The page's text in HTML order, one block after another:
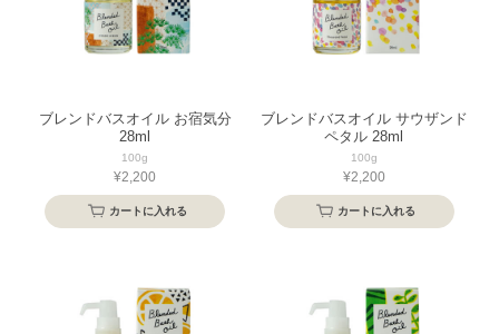
ブレンドバスオイル お宿気分
28ml
100g
¥2,200
カートに入れる
ブレンドバスオイル サウザンド
ペタル 28ml
100g
¥2,200
カートに入れる